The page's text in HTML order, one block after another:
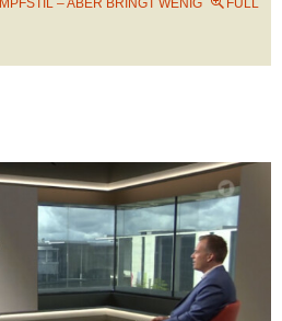
– ABER BRINGT WENIG
FULL